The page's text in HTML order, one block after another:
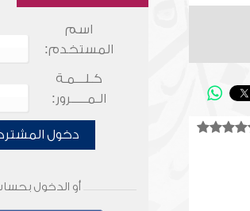
اسم
المستخدم:
كـلـــمـة
الـمـــــرور:
دخول
أو الدخول